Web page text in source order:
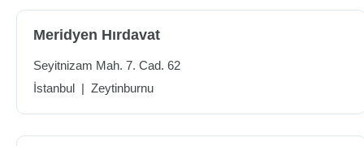
Meridyen Hırdavat
Seyitnizam Mah. 7. Cad. 62
İstanbul | Zeytinburnu